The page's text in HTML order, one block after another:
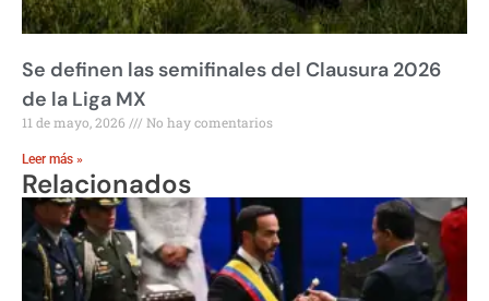
Se definen las semifinales del Clausura 2026
de la Liga MX
11 de mayo, 2026 No hay comentarios
Leer más »
Relacionados